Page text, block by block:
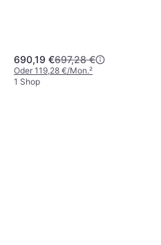
690,19 €697,28 €
Oder 119,28 €/Mon.²
1 Shop